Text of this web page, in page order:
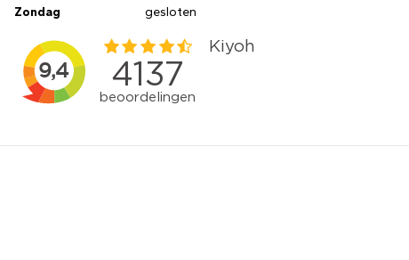
Zondag
gesloten